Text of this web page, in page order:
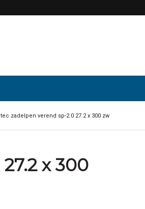
zadelpen verend sp-2.0 27.2 x 300 zw
x 300